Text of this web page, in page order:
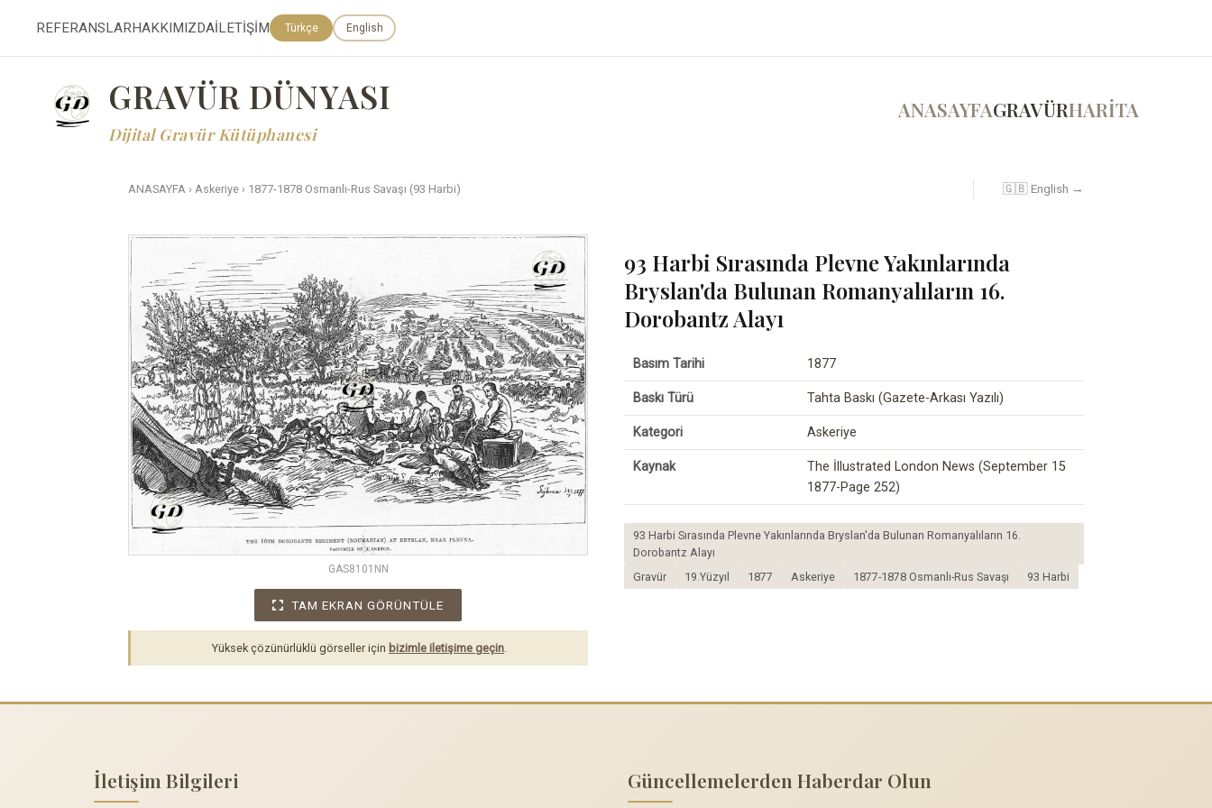
REFERANSLARHAKKIMIZDAİLETİŞİM Türkçe English
GRAVÜR DÜNYASI
Dijital Gravür Kütüphanesi
ANASAYFAGRAVÜRHARİTA
ANASAYFA › Askeriye › 1877-1878 Osmanlı-Rus Savaşı (93 Harbi) 🇬🇧 English →
GAS8101NN
TAM EKRAN GÖRÜNTÜLE
Yüksek çözünürlüklü görseller için bizimle iletişime geçin
93 Harbi Sırasında Plevne Yakınlarında
Bryslan'da Bulunan Romanyalıların 16.
Dorobantz Alayı
Basım Tarihi 1877
Baskı Türü Tahta Baskı (Gazete-Arkası Yazılı)
Kategori Askeriye
Kaynak
The İllustrated London News (September 15
1877-Page 252)
93 Harbi Sırasında Plevne Yakınlarında Bryslan'da Bulunan Romanyalıların 16.
Dorobantz Alayı
Gravür
19.Yüzyıl 1877 Askeriye 1877-1878 Osmanlı-Rus Savaşı 93 Harbi
İletişim Bilgileri Güncellemelerden Haberdar Olun